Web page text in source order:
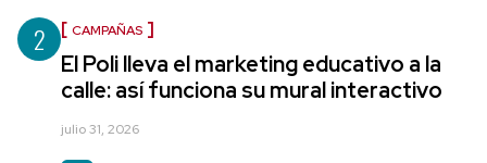
2 CAMPAÑAS
El Poli lleva el marketing educativo a la
calle: así funciona su mural interactivo
julio 31, 2026